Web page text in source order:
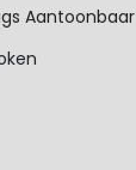
Aantoonbaar